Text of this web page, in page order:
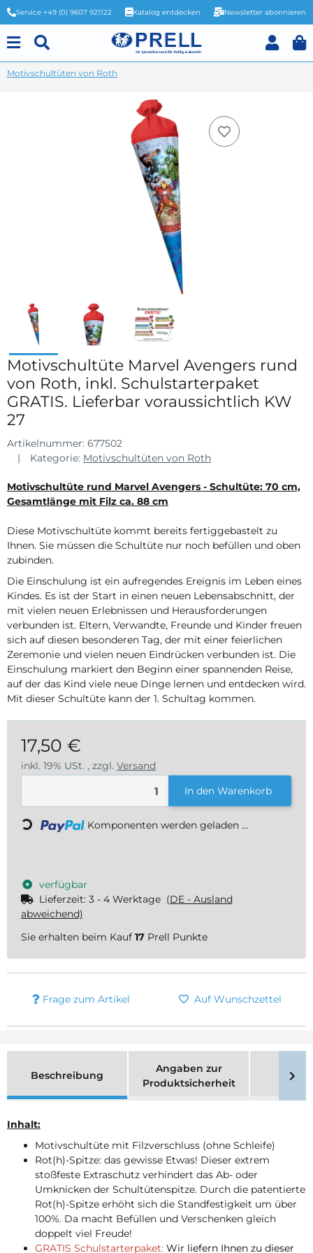
Service +49 (0) 9607 921122 Katalog entdecken Newsletter abonnieren
Motivschultüten von Roth
Motivschultüte Marvel Avengers rund
von Roth, inkl. Schulstarterpaket
GRATIS. Lieferbar voraussichtlich KW
27
Artikelnummer: 677502
Kategorie: Motivschultüten von Roth
Motivschultüte rund Marvel Avengers - Schultüte: 70 cm,
Gesamtlänge mit Filz ca. 88 cm
Diese Motivschultüte kommt bereits fertiggebastelt zu
Ihnen. Sie müssen die Schultüte nur noch befüllen und oben
zubinden.
Die Einschulung ist ein aufregendes Ereignis im Leben eines
Kindes. Es ist der Start in einen neuen Lebensabschnitt, der
mit vielen neuen Erlebnissen und Herausforderungen
verbunden ist. Eltern, Verwandte, Freunde und Kinder freuen
sich auf diesen besonderen Tag, der mit einer feierlichen
Zeremonie und vielen neuen Eindrücken verbunden ist. Die
Einschulung markiert den Beginn einer spannenden Reise,
auf der das Kind viele neue Dinge lernen und entdecken wird.
Mit dieser Schultüte kann der 1. Schultag kommen.
17,50 €
inkl. 19% USt. , zzgl. Versand
In den Warenkorb
Loading... Komponenten werden geladen ...
verfügbar
Lieferzeit: 3 - 4 Werktage (DE - Ausland
abweichend)
Sie erhalten beim Kauf 17 Prell Punkte
Frage zum Artikel Auf Wunschzettel
Beschreibung
Angaben zur
Produktsicherheit
Inhalt:
Motivschultüte mit Filzverschluss (ohne Schleife)
Rot(h)-Spitze: das gewisse Etwas! Dieser extrem
stoßfeste Extraschutz verhindert das Ab- oder
Umknicken der Schultütenspitze. Durch die patentierte
Rot(h)-Spitze erhöht sich die Standfestigkeit um über
100%. Da macht Befüllen und Verschenken gleich
doppelt viel Freude!
GRATIS Schulstarterpaket: Wir liefern Ihnen zu dieser